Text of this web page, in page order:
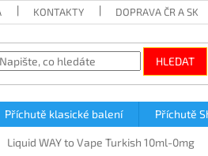
KONTAKTY DOPRAVA ČR A SK
HLEDAT
Příchutě klasické balení Příchutě
Liquid WAY to Vape Turkish 10ml-0mg